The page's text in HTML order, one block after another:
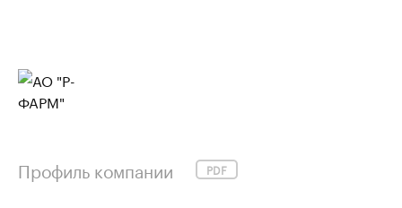
Профиль компании PDF